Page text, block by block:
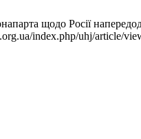
щодо Росії
index.php/uhj/article/